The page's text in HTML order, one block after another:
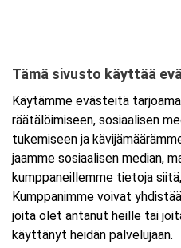
Tarkempi kartta ja ajo-ohjeet
Tämä sivusto käyttää
Käytämme evästeitä
räätälöimiseen, sosiaalisen
tukemiseen ja
jaamme sosiaalisen median,
kumppaneillemme tietoja
Kumppanimme voivat
joita olet antanut heille tai
käyttänyt heidän palvelujaan.